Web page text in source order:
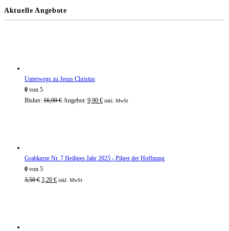
Aktuelle Angebote
Unterwegs zu Jesus Christus
0 von 5
Bisher: 16,90€ Angebot: 9,90 € inkl. MwSt
Grabkerze Nr. 7 Heiliges Jahr 2025 - Pilger der Hoffnung
0 von 5
3,50€ 3,20 € inkl. MwSt